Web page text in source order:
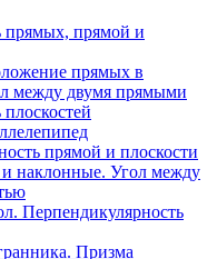
прямых, прямой и
прямых в
между двумя прямыми
прямой и плоскости
наклонные. Угол между
Перпендикулярность
Призма